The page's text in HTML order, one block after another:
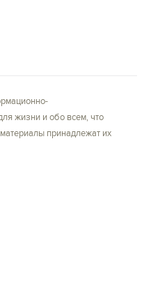
жизни и обо всем, что
принадлежат их